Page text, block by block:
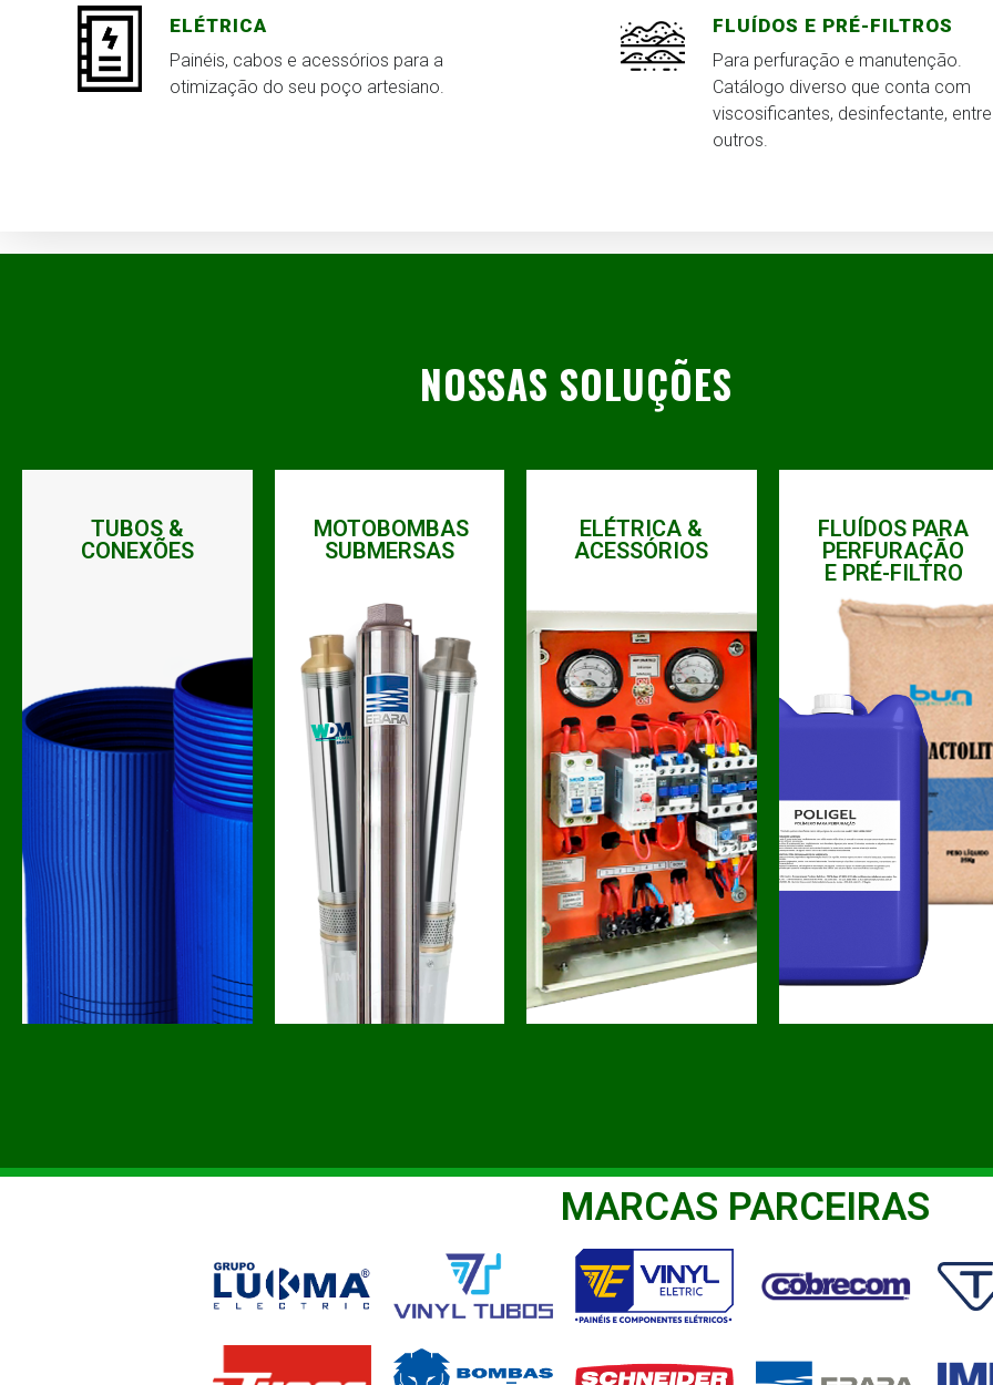
ELÉTRICA
Painéis, cabos e acessórios para a
otimização do seu poço artesiano.
FLUÍDOS E PRÉ-FILTROS
Para perfuração e manutenção.
Catálogo diverso que conta com
viscosificantes, desinfectante, entre
outros.
NOSSAS SOLUÇÕES
TUBOS &
CONEXÕES
BAIXAR
CATÁLOGO
MOTOBOMBAS
SUBMERSAS
BAIXAR
CATÁLOGO
ELÉTRICA &
ACESSÓRIOS
BAIXAR
CATÁLOGO
FLUÍDOS PARA
PERFURAÇÃO
E PRÉ-FILTRO
BAIXAR
CATÁLOGO
MARCAS PARCEIRAS